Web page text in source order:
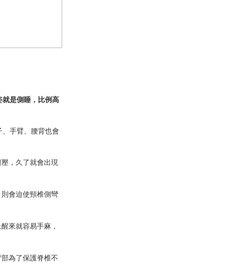
是側睡，比例高
手臂、腰背也會
，久了就會出現
會迫使頸椎側彎
來就容易手麻，
為了保護脊椎不